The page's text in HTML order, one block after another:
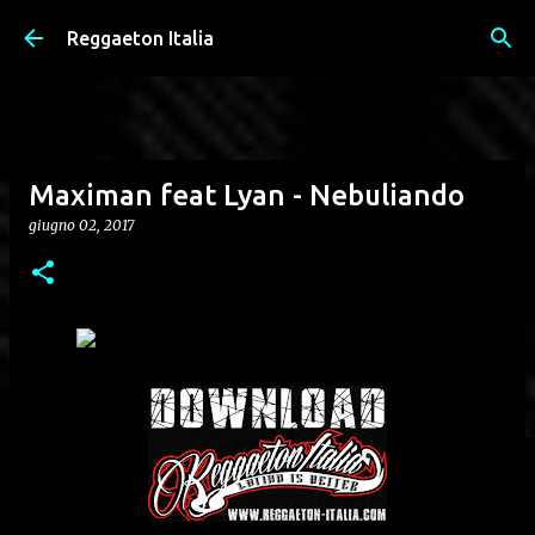
Passa ai contenuti principali
Reggaeton Italia
Maximan feat Lyan - Nebuliando
giugno 02, 2017